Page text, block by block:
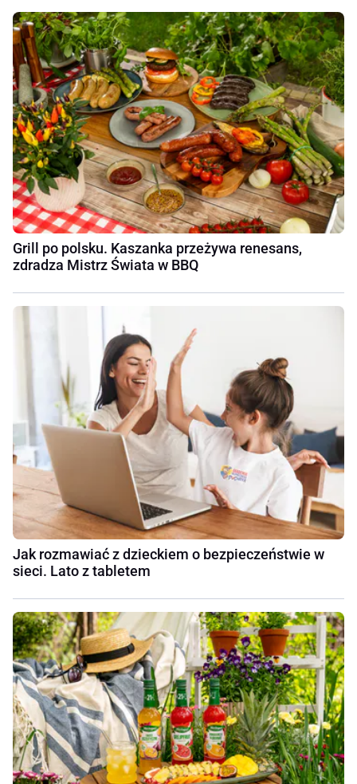
Grill po polsku. Kaszanka przeżywa renesans,
zdradza Mistrz Świata w BBQ
Jak rozmawiać z dzieckiem o bezpieczeństwie w
sieci. Lato z tabletem